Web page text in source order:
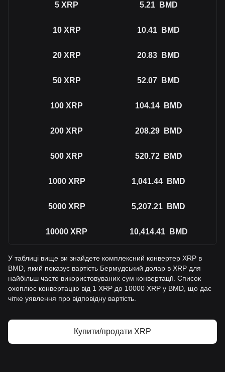
5 XRP 5.21 BMD
10 XRP 10.41 BMD
20 XRP 20.83 BMD
50 XRP 52.07 BMD
100 XRP 104.14 BMD
200 XRP 208.29 BMD
500 XRP 520.72 BMD
1000 XRP 1,041.44 BMD
5000 XRP 5,207.21 BMD
10000 XRP 10,414.41 BMD
У таблиці вище ви знайдете комплексний конвертер XRP в
BMD, який показує вартість Бермудський долар в XRP для
найбільш часто використовуваних сум конвертації. Список
охоплює конвертацію від 1 XRP до 10000 XRP у BMD, що дає
чітке уявлення про відповідну вартість.
Купити/продати XRP